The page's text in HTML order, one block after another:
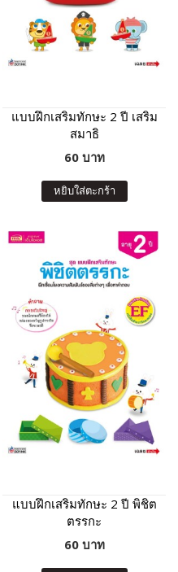
แบบฝึกเสริมทักษะ 2 ปี เสริม
สมาธิ
60 บาท
หยิบใส่ตะกร้า
แบบฝึกเสริมทักษะ 2 ปี พิชิต
ตรรกะ
60 บาท